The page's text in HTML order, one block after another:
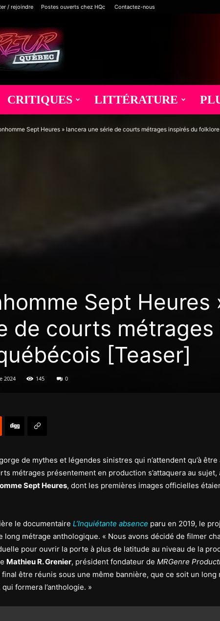
/ rejoindre Postes ouverts chez HQc Contactez-nous
CRITIQUES LITTÉRATURE
Sept Heures » lancera une série de courts métrages inspirés du
Sept Heures
de courts métrages
[Teaser]
2024 145 0
de mythes et légendes sinistres qui n’attendent qu’à être
métrages présentement en production s’attaquera au sujet,
Sept Heures, dont les premières images officielles
le documentaire L’Inquiétante absence paru en 2019, le
long métrage anthologique. « Nous avons décidé de filmer
pour ouvrir la porte à plus de latitude au niveau de la
Mathieu R. Grenier, président fondateur de MRGenre
être réunis sous une même bannière, que ce soit un long
formera l’anthologie. »